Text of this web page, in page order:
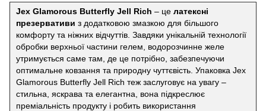
Jex Glamorous Butterfly Jell Rich – це латексні
презервативи з додатковою змазкою для більшого
комфорту та ніжних відчуттів. Завдяки унікальній технології
обробки верхньої частини гелем, водорозчинне желе
утримується саме там, де це потрібно, забезпечуючи
оптимальне ковзання та природну чуттєвість. Упаковка Jex
Glamorous Butterfly Jell Rich теж заслуговує на увагу –
стильна, яскрава та елегантна, вона підкреслює
преміальність продукту і робить використання